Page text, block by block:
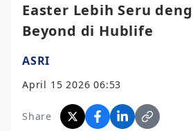
Easter Lebih Seru
Beyond di Hublife
ASRI
April 15 2026 06:53
Share